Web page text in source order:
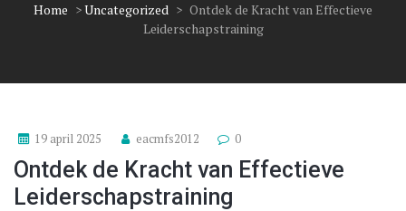
Home >Uncategorized > Ontdek de Kracht van Effectieve
Leiderschapstraining
19 april 2025 eacmfs2012 0
Ontdek de Kracht van Effectieve
Leiderschapstraining